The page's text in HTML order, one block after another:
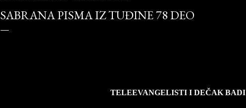
SABRANA PISMA IZ TUĐINE 78 DEO
TE­LE­E­VAN­GE­LI­STI I DEČAK BADI